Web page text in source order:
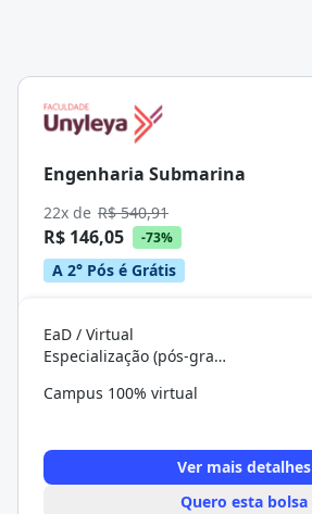
Engenharia Submarina
22x de R$ 540,91
R$ 146,05 -73%
A 2° Pós é Grátis
EaD / Virtual
Especialização (pós-graduação)
Campus 100% virtual
Ver mais detalhes
Quero esta bolsa